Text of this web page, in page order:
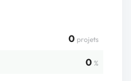
0 projets
0 %